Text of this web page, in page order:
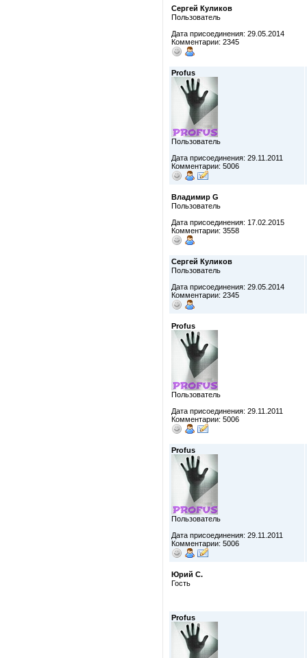
Сергей Куликов
Пользователь
Дата присоединения: 29.05.2014
Комментарии: 2345
Profus
Пользователь
Дата присоединения: 29.11.2011
Комментарии: 5006
Владимир G
Пользователь
Дата присоединения: 17.02.2015
Комментарии: 3558
Сергей Куликов
Пользователь
Дата присоединения: 29.05.2014
Комментарии: 2345
Profus
Пользователь
Дата присоединения: 29.11.2011
Комментарии: 5006
Profus
Пользователь
Дата присоединения: 29.11.2011
Комментарии: 5006
Юрий С.
Гость
Profus